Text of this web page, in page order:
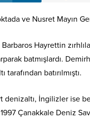
ve Nusret Mayın
Hayrettin
batmışlardı.
batırılmıştı.
denizaltı, İngilizler ise
Çanakkale Deniz